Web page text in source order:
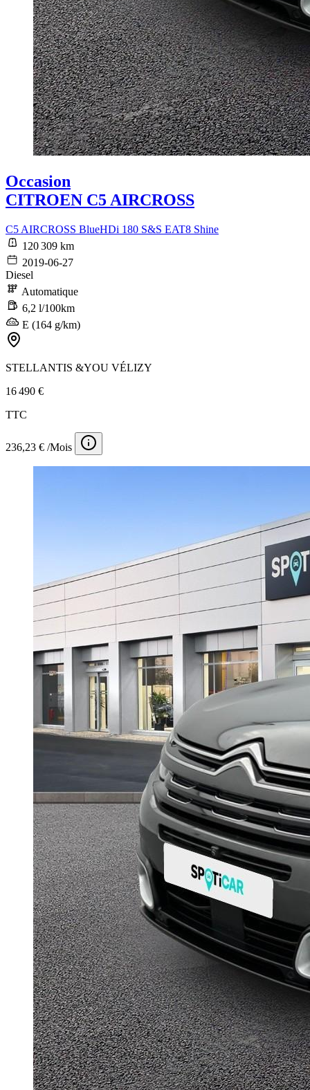
Occasion
CITROEN C5 AIRCROSS
C5 AIRCROSS BlueHDi 180 S&S EAT8 Shine
120 309 km
2019-06-27
Diesel
Automatique
6,2 l/100km
E (164 g/km)
STELLANTIS &YOU VÉLIZY
16 490 €
TTC
236,23 € /Mois